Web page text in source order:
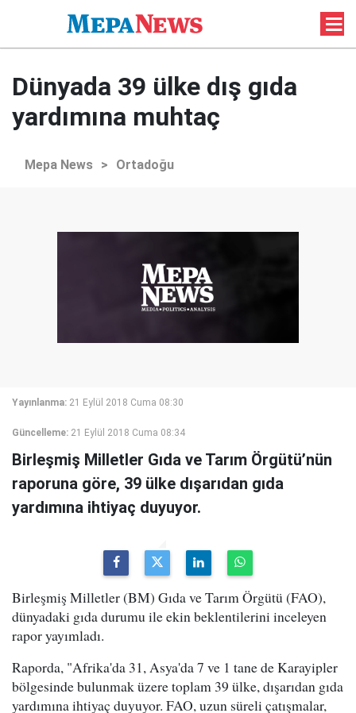
Dünyada 39 ülke dış gıda
yardımına muhtaç
Mepa News > Ortadoğu
Yayınlanma: 21 Eylül 2018 Cuma 08:30
Güncelleme: 21 Eylül 2018 Cuma 08:34
Birleşmiş Milletler Gıda ve Tarım Örgütü’nün
raporuna göre, 39 ülke dışarıdan gıda
yardımına ihtiyaç duyuyor.
Birleşmiş Milletler (BM) Gıda ve Tarım Örgütü (FAO),
dünyadaki gıda durumu ile ekin beklentilerini inceleyen
rapor yayımladı.
Raporda, "Afrika'da 31, Asya'da 7 ve 1 tane de Karayipler
bölgesinde bulunmak üzere toplam 39 ülke, dışarıdan gıda
yardımına ihtiyaç duyuyor. FAO, uzun süreli çatışmalar,